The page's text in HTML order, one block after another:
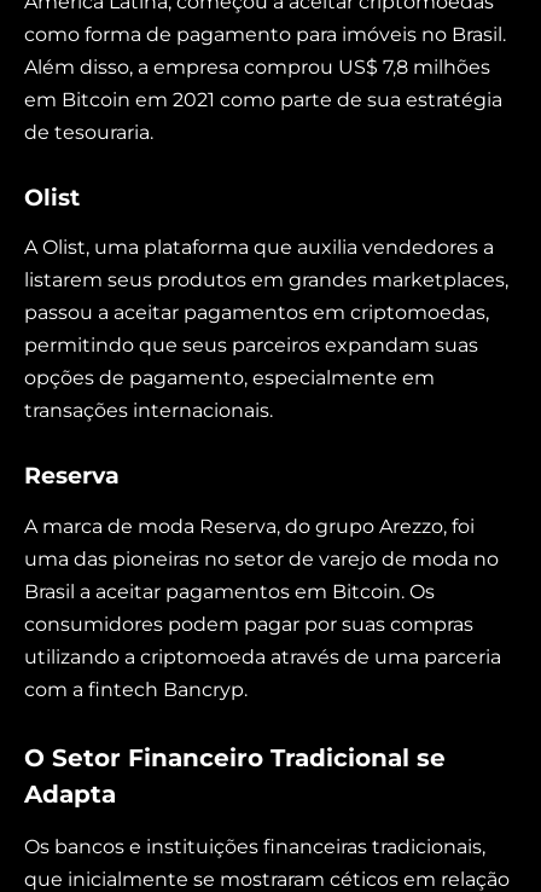
como forma de pagamento para imóveis no Brasil.
Além disso, a empresa comprou US$ 7,8 milhões
em Bitcoin em 2021 como parte de sua estratégia
de tesouraria.
Olist
A Olist, uma plataforma que auxilia vendedores a
listarem seus produtos em grandes marketplaces,
passou a aceitar pagamentos em criptomoedas,
permitindo que seus parceiros expandam suas
opções de pagamento, especialmente em
transações internacionais.
Reserva
A marca de moda Reserva, do grupo Arezzo, foi
uma das pioneiras no setor de varejo de moda no
Brasil a aceitar pagamentos em Bitcoin. Os
consumidores podem pagar por suas compras
utilizando a criptomoeda através de uma parceria
com a fintech Bancryp.
O Setor Financeiro Tradicional se
Adapta
Os bancos e instituições financeiras tradicionais,
que inicialmente se mostraram céticos em relação